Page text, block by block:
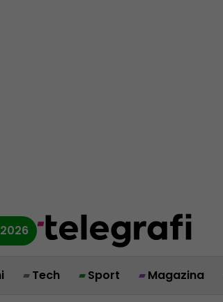
Tech Sport Magazina